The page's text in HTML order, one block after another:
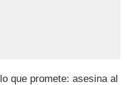
que promete: asesina al